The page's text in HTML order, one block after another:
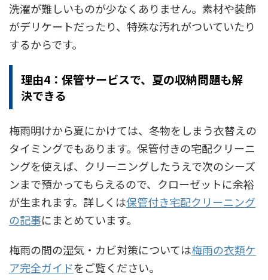
洗濯が難しいものが少なくありません。素材や装飾
がデリケートだったり、特殊な汚れがついていたり
するからです。
理由4：保管サービスで、夏の収納問題も解
決できる
梅雨明けから夏にかけては、冬物をしまう衣替えの
タイミングでもあります。保管付きの宅配クリーニ
ングを使えば、クリーニングしたうえで次のシーズ
ンまで預かってもらえるので、クローゼットに余裕
が生まれます。詳しくは保管付き宅配クリーニング
の記事にまとめています。
梅雨の間の湿気・カビ対策については梅雨の衣類ケ
ア完全ガイドをご覧ください。